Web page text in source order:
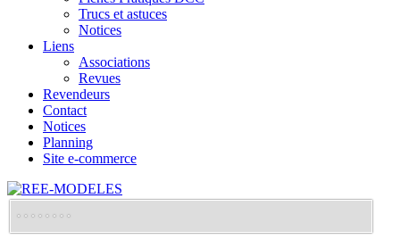
Trucs et astuces
Notices
Liens
Associations
Revues
Revendeurs
Contact
Notices
Planning
Site e-commerce